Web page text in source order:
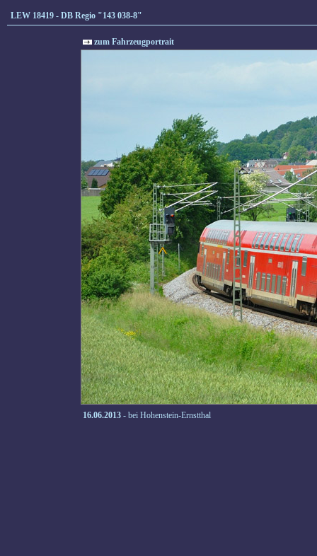
LEW 18419 - DB Regio "143 038-8"
zum Fahrzeugportrait
16.06.2013 - bei Hohenstein-Ernstthal